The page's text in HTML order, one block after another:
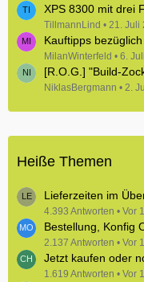
ä
g
e
XPS 8300 mit drei
TillmannLind 21. Juli
Kauftipps
MilanWinterfeld 6.
[R.O.G.] "Build-
NiklasBergmann 2.
Heiße Themen
Lieferzeiten im
4.393 Antworten Vor
Bestellung, Konfig
2.137 Antworten Vor
Jetzt kaufen oder
1.619 Antworten Vor